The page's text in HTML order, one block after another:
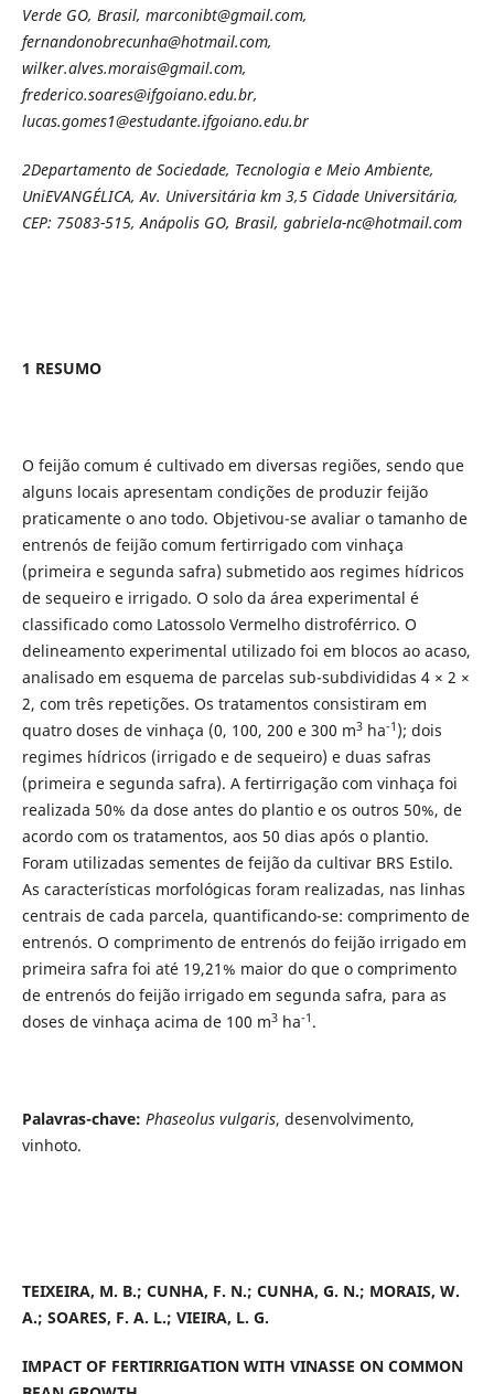
Verde GO, Brasil, marconibt@gmail.com,
fernandonobrecunha@hotmail.com,
wilker.alves.morais@gmail.com,
frederico.soares@ifgoiano.edu.br,
lucas.gomes1@estudante.ifgoiano.edu.br
2Departamento de Sociedade, Tecnologia e Meio Ambiente,
UniEVANGÉLICA, Av. Universitária km 3,5 Cidade Universitária,
CEP: 75083-515, Anápolis GO, Brasil, gabriela-nc@hotmail.com
1 RESUMO
O feijão comum é cultivado em diversas regiões, sendo que
alguns locais apresentam condições de produzir feijão
praticamente o ano todo. Objetivou-se avaliar o tamanho de
entrenós de feijão comum fertirrigado com vinhaça
(primeira e segunda safra) submetido aos regimes hídricos
de sequeiro e irrigado. O solo da área experimental é
classificado como Latossolo Vermelho distroférrico. O
delineamento experimental utilizado foi em blocos ao acaso,
analisado em esquema de parcelas sub-subdivididas 4 × 2 ×
2, com três repetições. Os tratamentos consistiram em
quatro doses de vinhaça (0, 100, 200 e 300 m3ha-1 ); dois
regimes hídricos (irrigado e de sequeiro) e duas safras
(primeira e segunda safra). A fertirrigação com vinhaça foi
realizada 50% da dose antes do plantio e os outros 50%, de
acordo com os tratamentos, aos 50 dias após o plantio.
Foram utilizadas sementes de feijão da cultivar BRS Estilo.
As características morfológicas foram realizadas, nas linhas
centrais de cada parcela, quantificando-se: comprimento de
entrenós. O comprimento de entrenós do feijão irrigado em
primeira safra foi até 19,21% maior do que o comprimento
de entrenós do feijão irrigado em segunda safra, para as
doses de vinhaça acima de 100 m3ha-1 .
Palavras-chave: Phaseolus vulgaris, desenvolvimento,
vinhoto.
TEIXEIRA, M. B.; CUNHA, F. N.; CUNHA, G. N.; MORAIS, W.
A.; SOARES, F. A. L.; VIEIRA, L. G.
IMPACT OF FERTIRRIGATION WITH VINASSE ON COMMON